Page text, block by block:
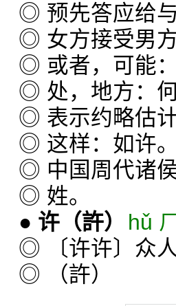
◎ 预先答应给与
◎ 女方接受男
◎ 或者，可能
◎ 处，地方：何
◎ 表示约略估
◎ 这样：如许。
◎ 中国周代诸
◎ 姓。
● 许 （許）
hǔ
◎ 〔许许〕众
◎ （許）